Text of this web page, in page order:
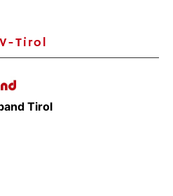
Tirol
Tirol